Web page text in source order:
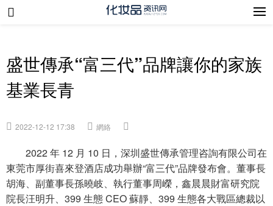
盛世傳承“富三代”品牌讓你的家族
基業長青
2022-12-12 17:38 網絡
2022 年 12 月 10 日，深圳盛世傳承管理咨詢有限公司在
東莞市厚街喜來登酒店成功舉辦“富三代”品牌發布會。董事長
胡海、副董事長孫曉岐、執行董事周嶸，鑫晨晨財富研究院
院長汪明升、399 生態 CEO 蘇靜、399 生態各大戰區總裁以